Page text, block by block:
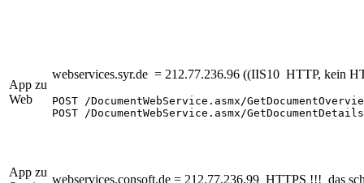
App zu
Web
webservices.syr.de = 212.77.236.96 ((IIS10 HTTP, kein
POST /DocumentWebService.asmx/
POST /DocumentWebService.asmx/GetDocumentDetails
App zu
webservices.consoft.de = 212.77.236.99 HTTPS !!! das